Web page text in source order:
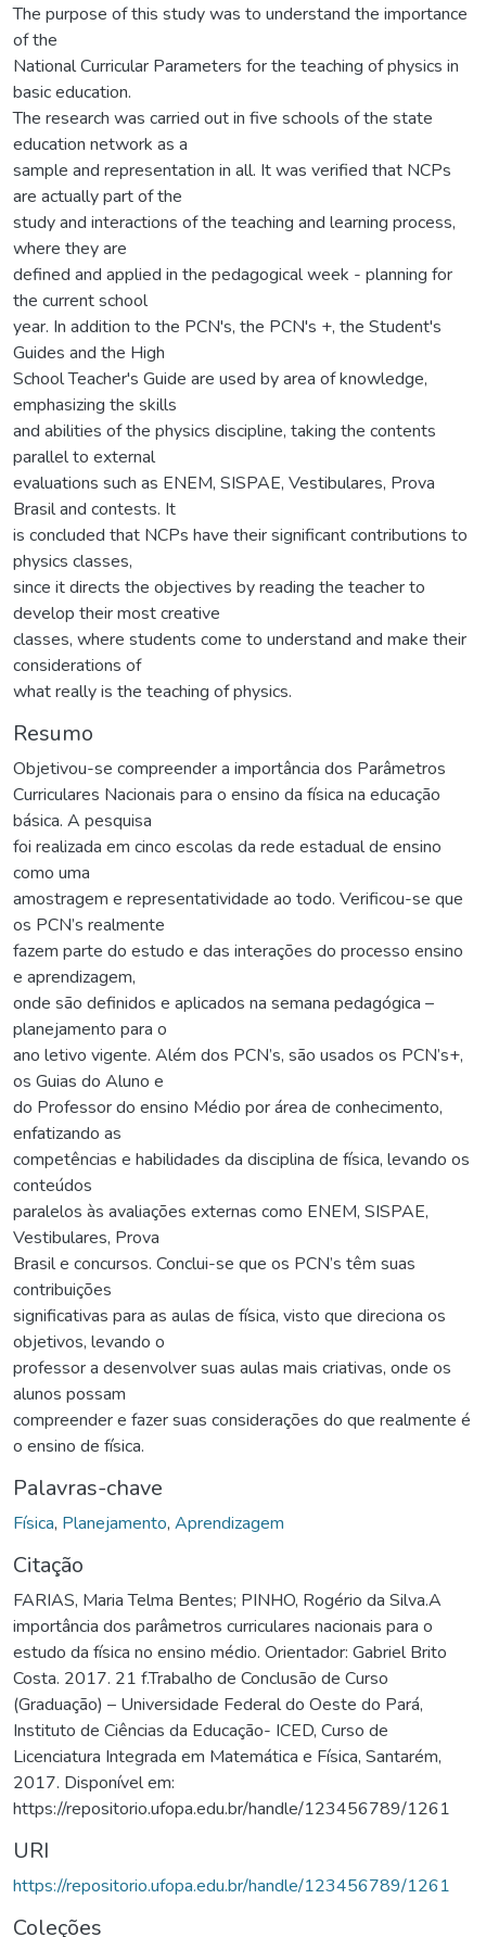
The purpose of this study was to understand the importance
of the
National Curricular Parameters for the teaching of physics in
basic education.
The research was carried out in five schools of the state
education network as a
sample and representation in all. It was verified that NCPs
are actually part of the
study and interactions of the teaching and learning process,
where they are
defined and applied in the pedagogical week - planning for
the current school
year. In addition to the PCN's, the PCN's +, the Student's
Guides and the High
School Teacher's Guide are used by area of knowledge,
emphasizing the skills
and abilities of the physics discipline, taking the contents
parallel to external
evaluations such as ENEM, SISPAE, Vestibulares, Prova
Brasil and contests. It
is concluded that NCPs have their significant contributions to
physics classes,
since it directs the objectives by reading the teacher to
develop their most creative
classes, where students come to understand and make their
considerations of
what really is the teaching of physics.
Resumo
Objetivou-se compreender a importância dos Parâmetros
Curriculares Nacionais para o ensino da física na educação
básica. A pesquisa
foi realizada em cinco escolas da rede estadual de ensino
como uma
amostragem e representatividade ao todo. Verificou-se que
os PCN’s realmente
fazem parte do estudo e das interações do processo ensino
e aprendizagem,
onde são definidos e aplicados na semana pedagógica –
planejamento para o
ano letivo vigente. Além dos PCN’s, são usados os PCN’s+,
os Guias do Aluno e
do Professor do ensino Médio por área de conhecimento,
enfatizando as
competências e habilidades da disciplina de física, levando os
conteúdos
paralelos às avaliações externas como ENEM, SISPAE,
Vestibulares, Prova
Brasil e concursos. Conclui-se que os PCN’s têm suas
contribuições
significativas para as aulas de física, visto que direciona os
objetivos, levando o
professor a desenvolver suas aulas mais criativas, onde os
alunos possam
compreender e fazer suas considerações do que realmente é
o ensino de física.
Palavras-chave
Física, Planejamento, Aprendizagem
Citação
FARIAS, Maria Telma Bentes; PINHO, Rogério da Silva.A
importância dos parâmetros curriculares nacionais para o
estudo da física no ensino médio. Orientador: Gabriel Brito
Costa. 2017. 21 f.Trabalho de Conclusão de Curso
(Graduação) – Universidade Federal do Oeste do Pará,
Instituto de Ciências da Educação- ICED, Curso de
Licenciatura Integrada em Matemática e Física, Santarém,
2017. Disponível em:
https://repositorio.ufopa.edu.br/handle/123456789/1261
URI
https://repositorio.ufopa.edu.br/handle/123456789/1261
Coleções